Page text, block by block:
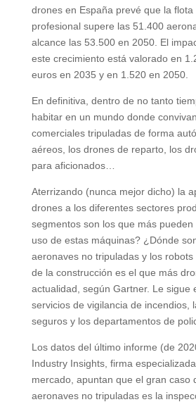
drones en España prevé que la
profesional supere las 51.400
alcance las 53.500 en 2050. El
este crecimiento está valorado en
euros en 2035 y en 1.520 en 2050.
En definitiva, dentro de no tanto
habitar en un mundo donde
comerciales tripuladas de forma
aéreos, los drones de reparto, los
para aficionados…
Aterrizando (nunca mejor dicho) la
drones a los diferentes sectores
segmentos son los que más
uso de estas máquinas? ¿Dónde
aeronaves no tripuladas y los
de la construcción es el que más
actualidad, según Gartner. Le sigue
servicios de vigilancia de incendios,
seguros y los departamentos de
Los datos del último informe (de
Industry Insights, firma
mercado, apuntan que el gran caso
aeronaves no tripuladas es la